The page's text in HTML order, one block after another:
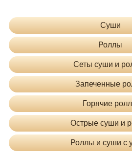
Суши
Роллы
Сеты суши и
Запеченные
Горячие
Острые суши и
Роллы и суши с